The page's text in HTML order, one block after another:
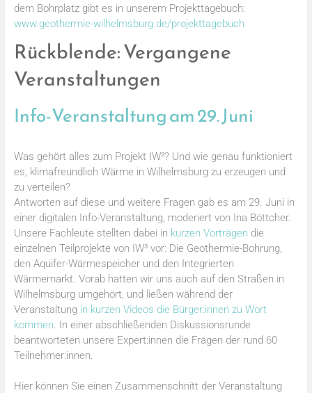
dem Bohrplatz gibt es in unserem Projekttagebuch:
www.geothermie-wilhelmsburg.de/projekttagebuch
Rückblende: Vergangene
Veranstaltungen
Info-Veranstaltung am 29. Juni
Was gehört alles zum Projekt IW³? Und wie genau funktioniert
es, klimafreundlich Wärme in Wilhelmsburg zu erzeugen und
zu verteilen?
Antworten auf diese und weitere Fragen gab es am 29. Juni in
einer digitalen Info-Veranstaltung, moderiert von Ina Böttcher.
Unsere Fachleute stellten dabei in kurzen Vorträgen die
einzelnen Teilprojekte von IW³ vor: Die Geothermie-Bohrung,
den Aquifer-Wärmespeicher und den Integrierten
Wärmemarkt. Vorab hatten wir uns auch auf den Straßen in
Wilhelmsburg umgehört, und ließen während der
Veranstaltung in kurzen Videos die Bürger:innen zu Wort
kommen. In einer abschließenden Diskussionsrunde
beantworteten unsere Expert:innen die Fragen der rund 60
Teilnehmer:innen.
Hier können Sie einen Zusammenschnitt der Veranstaltung